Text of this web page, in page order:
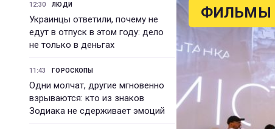
12:30 ЛЮДИ
Украинцы ответили, почему не
едут в отпуск в этом году: дело
не только в деньгах
11:43 ГОРОСКОПЫ
Одни молчат, другие мгновенно
взрываются: кто из знаков
Зодиака не сдерживает эмоций
ФИЛЬМЫ